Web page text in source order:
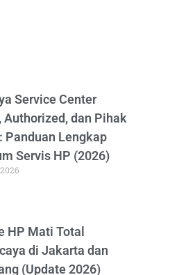
Service Center
Authorized, dan Pihak
Panduan Lengkap
Servis HP (2026)
HP Mati Total
di Jakarta dan
(Update 2026)